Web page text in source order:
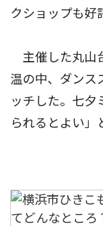
クショップも好
主催した丸山
温の中、ダンス
ッチした。七夕
られるとよい」